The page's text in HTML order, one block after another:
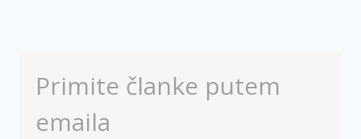
Primite članke putem
emaila